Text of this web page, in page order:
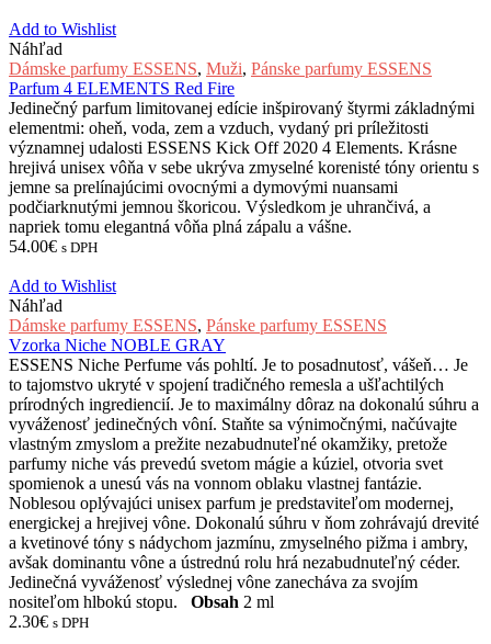
Add to Wishlist
Náhľad
Dámske parfumy ESSENS, Muži, Pánske parfumy ESSENS
Parfum 4 ELEMENTS Red Fire
Jedinečný parfum limitovanej edície inšpirovaný štyrmi základnými
elementmi: oheň, voda, zem a vzduch, vydaný pri príležitosti
významnej udalosti ESSENS Kick Off 2020 4 Elements. Krásne
hrejivá unisex vôňa v sebe ukrýva zmyselné korenisté tóny orientu s
jemne sa prelínajúcimi ovocnými a dymovými nuansami
podčiarknutými jemnou škoricou. Výsledkom je uhrančivá, a
napriek tomu elegantná vôňa plná zápalu a vášne.
54.00€ s DPH
Add to Wishlist
Náhľad
Dámske parfumy ESSENS, Pánske parfumy ESSENS
Vzorka Niche NOBLE GRAY
ESSENS Niche Perfume vás pohltí. Je to posadnutosť, vášeň… Je
to tajomstvo ukryté v spojení tradičného remesla a ušľachtilých
prírodných ingrediencií. Je to maximálny dôraz na dokonalú súhru a
vyváženosť jedinečných vôní. Staňte sa výnimočnými, načúvajte
vlastným zmyslom a prežite nezabudnuteľné okamžiky, pretože
parfumy niche vás prevedú svetom mágie a kúziel, otvoria svet
spomienok a unesú vás na vonnom oblaku vlastnej fantázie.
Noblesou oplývajúci unisex parfum je predstaviteľom modernej,
energickej a hrejivej vône. Dokonalú súhru v ňom zohrávajú drevité
a kvetinové tóny s nádychom jazmínu, zmyselného pižma i ambry,
avšak dominantu vône a ústrednú rolu hrá nezabudnuteľný céder.
Jedinečná vyváženosť výslednej vône zanecháva za svojím
nositeľom hlbokú stopu. Obsah 2 ml
2.30€ s DPH